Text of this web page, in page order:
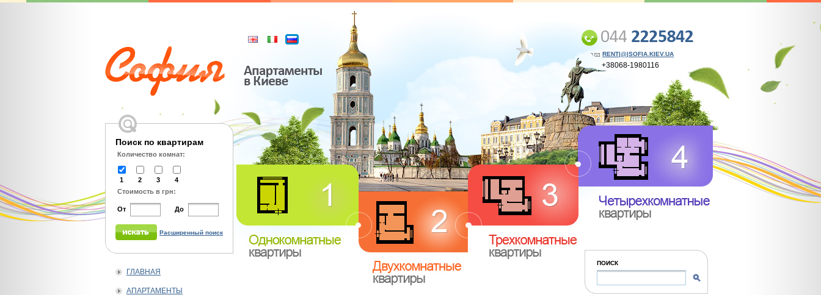
+38068-1980116
RENT|@|SOFIA.KIEV.UA
ПОИСК
Поиск по квартирам
Количество комнат:
1 2 3
4
Стоимость в грн:
От До
Расширенный поиск
ГЛАВНАЯ
АПАРТАМЕНТЫ